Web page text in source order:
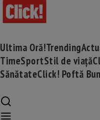
Ultima Oră!Trending
TimeSportStil de viață
SănătateClick! Poftă